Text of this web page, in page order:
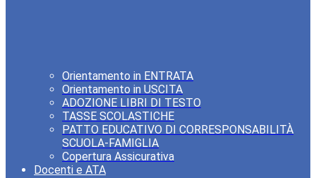
Orientamento in ENTRATA
Orientamento in USCITA
ADOZIONE LIBRI DI TESTO
TASSE SCOLASTICHE
PATTO EDUCATIVO DI CORRESPONSABILITÀ
SCUOLA-FAMIGLIA
Copertura Assicurativa
Docenti e ATA